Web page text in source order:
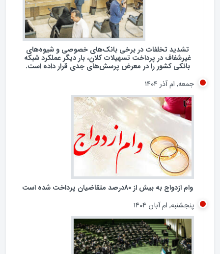
تشدید تخلفات در برخی بانک‌های خصوصی و شیوه‌های
غیرشفاف در پرداخت تسهیلات کلان، بار دیگر عملکرد شبکه
بانکی کشور را در معرض پرسش‌های جدی قرار داده است.
جمعه, ام آذر ۱۴۰۴
وام ازدواج به بیش از 80درصد متقاضیان پرداخت شده است
پنجشنبه, ام آبان ۱۴۰۴